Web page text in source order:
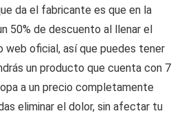
da el fabricante es que en la
50% de descuento al llenar el
web oficial, así que puedes tener
un producto que cuenta con 7
a un precio completamente
eliminar el dolor, sin afectar tu